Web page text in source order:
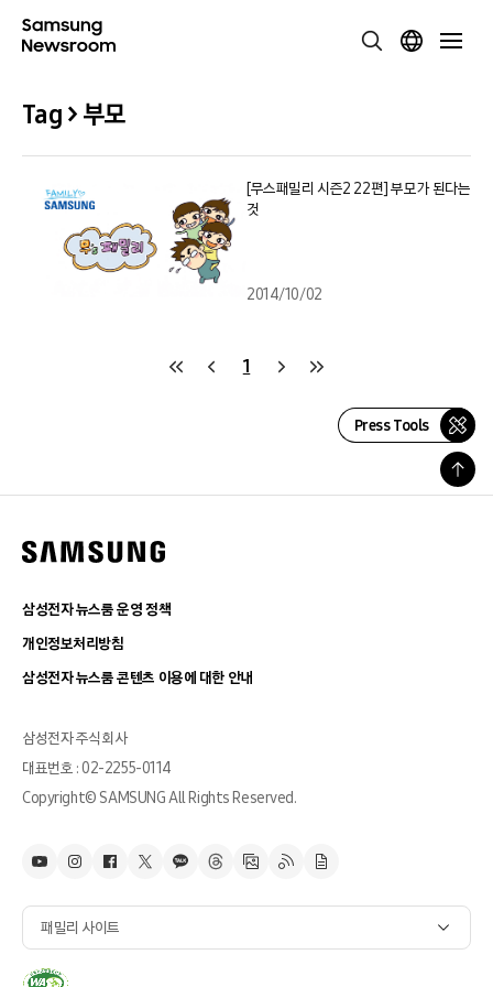
Tag > 부모
[무스패밀리 시즌2 22편] 부모가 된다는
것
2014/10/02
1
Press Tools
삼성전자 뉴스룸 운영 정책
개인정보처리방침
삼성전자 뉴스룸 콘텐츠 이용에 대한 안내
삼성전자 주식회사
대표번호 : 02-2255-0114
Copyright© SAMSUNG All Rights Reserved.
패밀리 사이트